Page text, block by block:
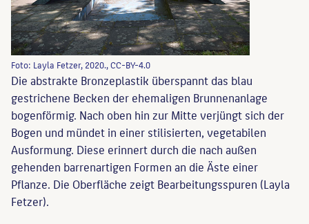
Foto: Layla Fetzer, 2020., CC-BY-4.0
Die abstrakte Bronzeplastik überspannt das blau
gestrichene Becken der ehemaligen Brunnenanlage
bogenförmig. Nach oben hin zur Mitte verjüngt sich der
Bogen und mündet in einer stilisierten, vegetabilen
Ausformung. Diese erinnert durch die nach außen
gehenden barrenartigen Formen an die Äste einer
Pflanze. Die Oberfläche zeigt Bearbeitungsspuren (Layla
Fetzer).